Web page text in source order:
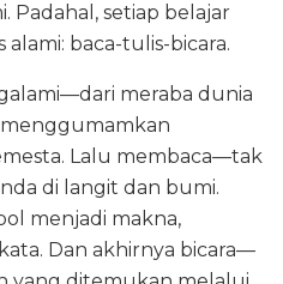
Padahal, setiap belajar
baca-tulis-bicara.
meraba dunia
Lalu membaca—tak
di langit dan bumi.
menjadi makna,
Dan akhirnya bicara—